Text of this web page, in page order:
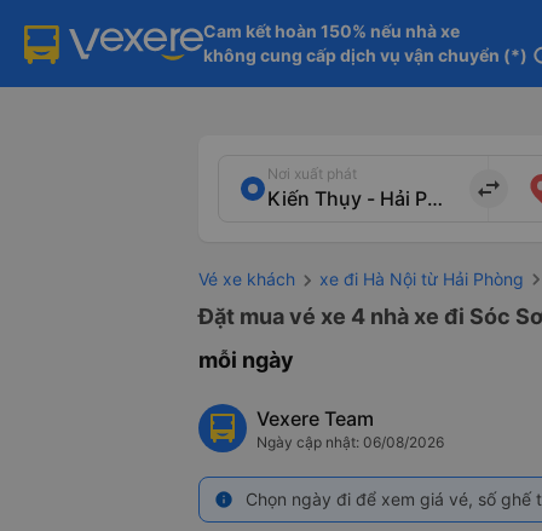
Cam kết hoàn 150% nếu nhà xe
không cung cấp dịch vụ vận chuyển (*)
Nơi xuất phát
import_export
Vé xe khách xe đi Hà Nội từ Hải Phòng
Đặt mua vé xe 4 nhà xe đi Sóc
mỗi ngày
Vexere Team
Ngày cập nhật: 06/08/2026
info Chọn ngày đi để xem giá vé, số